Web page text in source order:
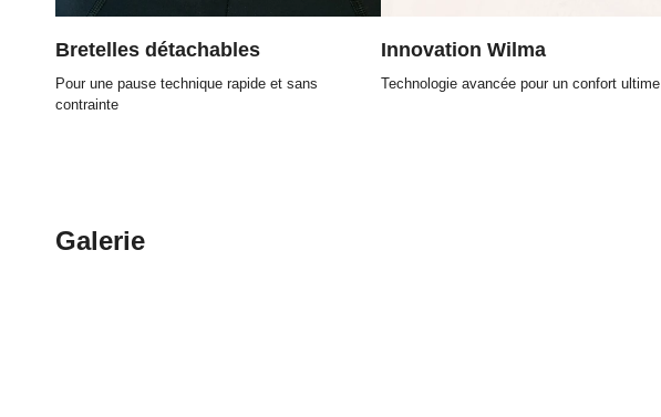
Bretelles détachables
Pour une pause technique rapide et sans
contrainte
Innovation Wilma
Technologie avancée pour un confort ultime
Galerie